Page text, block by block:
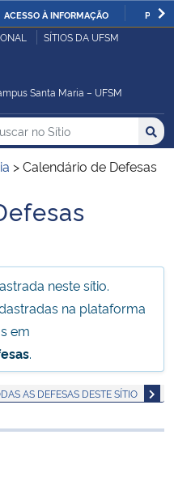
ACESSO À INFORMAÇÃO
SÍTIOS DA UFSM
Santa Maria – UFSM
no no Sítio
>Calendário de Defesas
neste sítio.
na plataforma
em
.
AS DEFESAS DESTE SÍTIO